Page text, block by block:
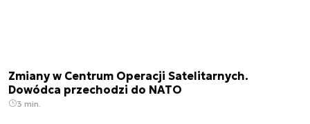
Zmiany w Centrum Operacji Satelitarnych.
Dowódca przechodzi do NATO
3 min.